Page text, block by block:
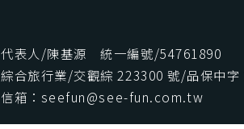
代表人/陳基源 統一編號/54761890
綜合旅行業/交觀綜 223300 號/品保中字
信箱：seefun@see-fun.com.tw